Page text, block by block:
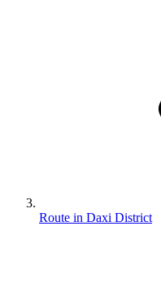
Route in Daxi District